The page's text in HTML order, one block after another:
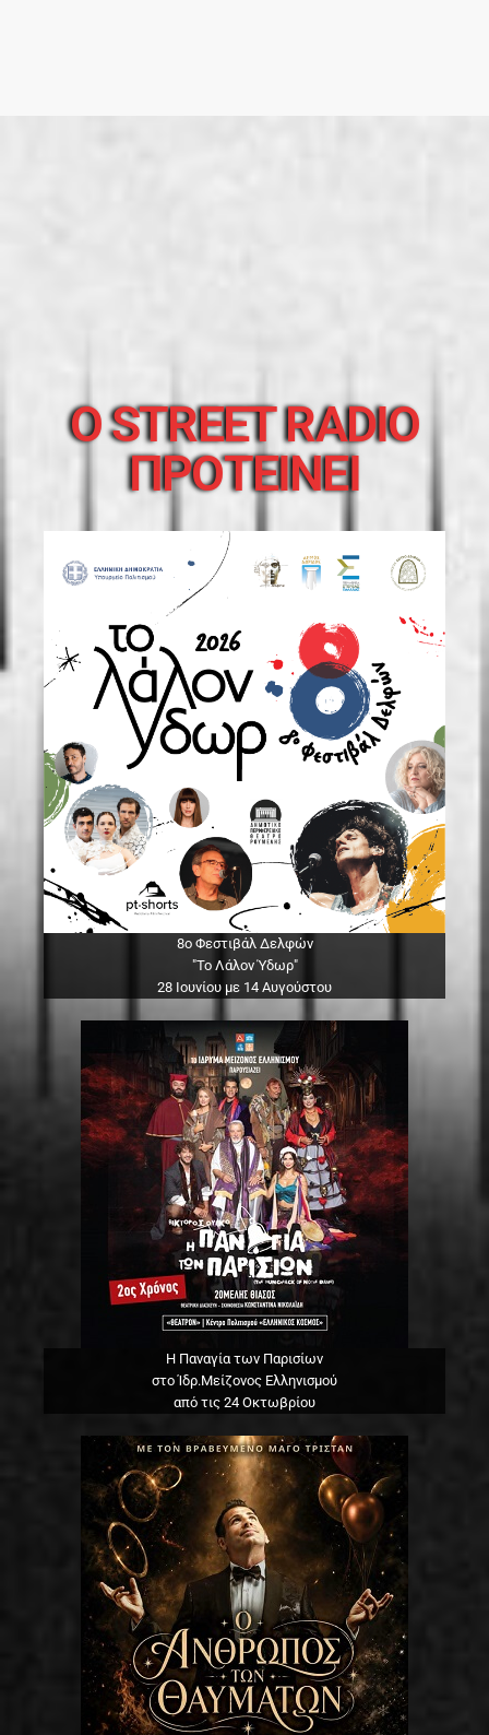
O STREET RADIO
ΠΡΟΤΕΙΝΕΙ
8ο Φεστιβάλ Δελφών
"Το Λάλον Ύδωρ"
28 Ιουνίου με 14 Αυγούστου
Η Παναγία των Παρισίων
στο Ίδρ.Μείζονος Ελληνισμού
από τις 24 Οκτωβρίου